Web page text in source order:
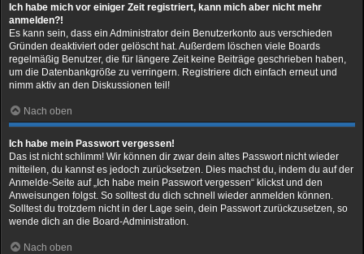
Ich habe mich vor einiger Zeit registriert, kann mich aber nicht mehr
anmelden?!
Es kann sein, dass ein Administrator dein Benutzerkonto aus verschieden
Gründen deaktiviert oder gelöscht hat. Außerdem löschen viele Boards
regelmäßig Benutzer, die für längere Zeit keine Beiträge geschrieben haben,
um die Datenbankgröße zu verringern. Registriere dich einfach erneut und
nimm aktiv an den Diskussionen teil!
Nach oben
Ich habe mein Passwort vergessen!
Das ist nicht schlimm! Wir können dir zwar dein altes Passwort nicht wieder
mitteilen, du kannst es jedoch zurücksetzen. Dies machst du, indem du auf der
Anmelde-Seite auf „Ich habe mein Passwort vergessen“ klickst und den
Anweisungen folgst. So solltest du dich schnell wieder anmelden können.
Solltest du trotzdem nicht in der Lage sein, dein Passwort zurückzusetzen, so
wende dich an die Board-Administration.
Nach oben